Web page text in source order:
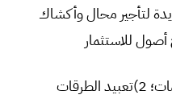
2)مزايدة لتأجير محال وأكشاك
1)تأهيل المخيمات؛ 2)تعبيد الطرقات